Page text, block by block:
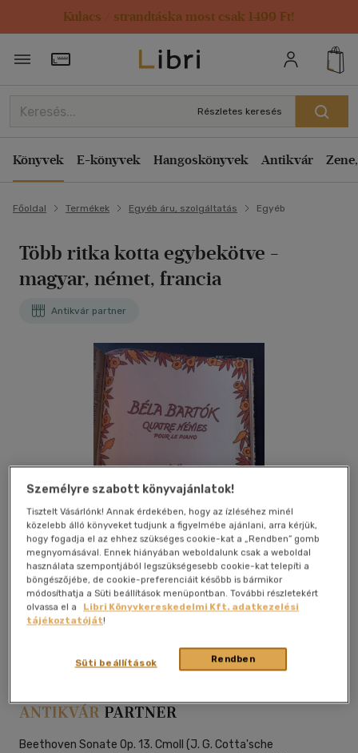
Kulacs / strandtáska most csak 1499 Ft!
Törzsvásárlói Kártya adatai
Részletes keresés
Könyvek E-könyvek Hangoskönyvek Antikvár
Főoldal Termékek Egyéb áru, szolgáltatás Egyéb
Több ritka kotta egybekötve -
magyar, német, francia
Antikvár partner
Kívánságlistához adom
Beethoven Sonate Op. 13. Cmoll (J. G. Cotta'sche
Személyre szabott könyvajánlatok!
Tisztelt Vásárlónk! Annak érdekében, hogy az ízléséhez minél
közelebb álló könyveket tudjunk a figyelmébe ajánlani, arra kérjük,
hogy fogadja el az ehhez szükséges cookie-kat a „Rendben” gomb
megnyomásával. Ennek hiányában weboldalunk csak a weboldal
használata szempontjából legszükségesebb cookie-kat telepíti a
böngészőjébe, de cookie-preferenciáit később is bármikor
módosíthatja a Süti beállítások menüpontban. További részletekért
olvassa el a
Libri Könyvkereskedelmi Kft. adatkezelési
tájékoztatóját!
Rendben
Süti beállítások